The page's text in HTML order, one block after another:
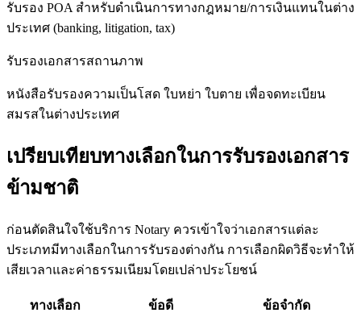
รับรอง POA สำหรับดำเนินการทางกฎหมาย/การเงินแทนในต่าง
ประเทศ (banking, litigation, tax)
รับรองเอกสารสถานภาพ
หนังสือรับรองความเป็นโสด ใบหย่า ใบตาย เพื่อจดทะเบียน
สมรสในต่างประเทศ
เปรียบเทียบทางเลือกในการรับรองเอกสาร
ข้ามชาติ
ก่อนตัดสินใจใช้บริการ Notary ควรเข้าใจว่าเอกสารแต่ละ
ประเภทมีทางเลือกในการรับรองต่างกัน การเลือกผิดวิธีจะทำให้
เสียเวลาและค่าธรรมเนียมโดยเปล่าประโยชน์
ทางเลือก ข้อดี
ข้อจำกัด